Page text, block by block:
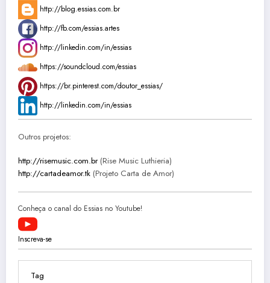
http://blog.essias.com.br
http://fb.com/essias.artes
http://linkedin.com/in/essias
https://soundcloud.com/essias
https://br.pinterest.com/doutor_essias/
http://linkedin.com/in/essias
Outros projetos:
http://risemusic.com.br(Rise Music Luthieria)
http://cartadeamor.tk (Projeto Carta de Amor)
Conheça o canal do Essias no Youtube!
Inscreva-se
Tag